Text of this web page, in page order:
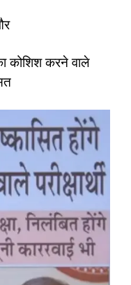
कोशिश करने वाले